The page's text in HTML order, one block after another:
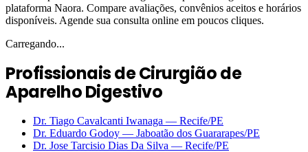
plataforma Naora. Compare avaliações, convênios aceitos e horários
disponíveis. Agende sua consulta online em poucos cliques.
Carregando...
Profissionais de Cirurgião de
Aparelho Digestivo
Dr. Tiago Cavalcanti Iwanaga — Recife/PE
Dr. Eduardo Godoy — Jaboatão dos Guararapes/PE
Dr. Jose Tarcisio Dias Da Silva — Recife/PE